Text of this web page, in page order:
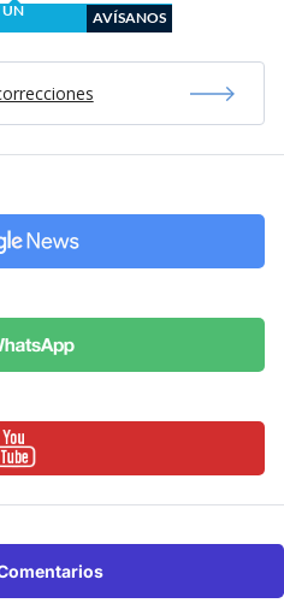
UN
AVÍSANOS